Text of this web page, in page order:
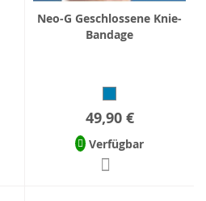
Neo-G Geschlossene Knie-
Bandage
49,90 €
Verfügbar